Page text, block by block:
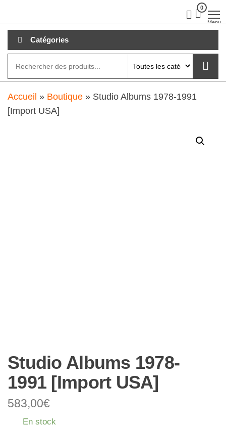
au
contenu
0
Menu
Catégories
Accueil » Boutique » Studio Albums 1978-1991
[Import USA]
Studio Albums 1978-
1991 [Import USA]
583,00€
En stock